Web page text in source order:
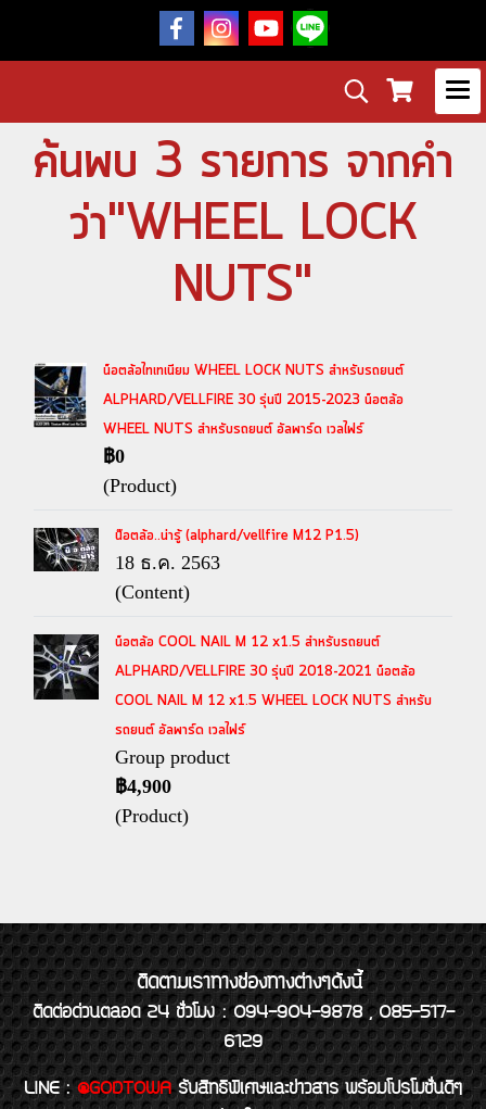
ค้นพบ 3 รายการ จากคำ
ว่า"WHEEL LOCK
NUTS"
น็อตล้อไทเทเนียม WHEEL LOCK NUTS สำหรับรถยนต์
ALPHARD/VELLFIRE 30 รุ่นปี 2015-2023 น็อตล้อ
WHEEL NUTS สำหรับรถยนต์ อัลพาร์ด เวลไฟร์
฿0
(Product)
น๊อตล้อ..น่ารู้ (alphard/vellfire M12 P1.5)
18 ธ.ค. 2563
(Content)
น็อตล้อ COOL NAIL M 12 x1.5 สำหรับรถยนต์
ALPHARD/VELLFIRE 30 รุ่นปี 2018-2021 น็อตล้อ
COOL NAIL M 12 x1.5 WHEEL LOCK NUTS สำหรับ
รถยนต์ อัลพาร์ด เวลไฟร์
Group product
฿4,900
(Product)
ติดตามเราทางช่องทางต่างๆดังนี้
ติดต่อด่วนตลอด 24 ชั่วโมง : 094-904-9878 , 085-517-
6129
LINE : @GODTOWA รับสิทธิพิเศษและข่าวสาร พร้อมโปรโมชั่นดีๆ